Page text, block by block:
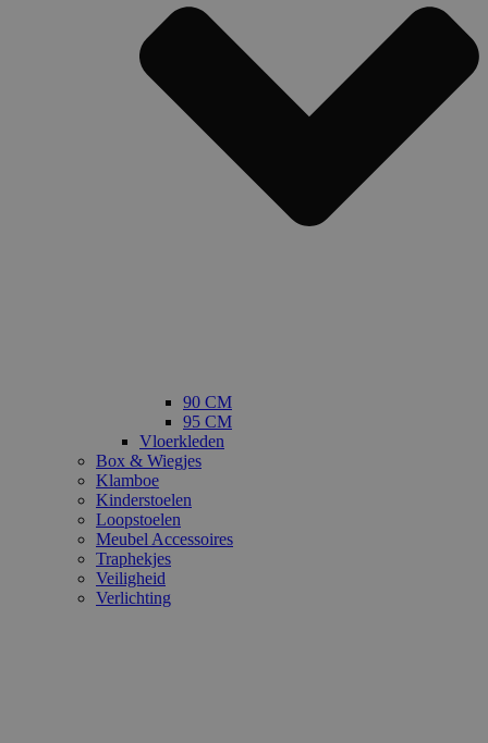
90 CM
95 CM
Vloerkleden
Box & Wiegjes
Klamboe
Kinderstoelen
Loopstoelen
Meubel Accessoires
Traphekjes
Veiligheid
Verlichting